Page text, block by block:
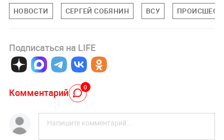
НОВОСТИ СЕРГЕЙ СОБЯНИН ВСУ
Подписаться на LIFE
Комментарий 0